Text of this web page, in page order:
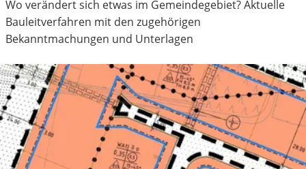
Wo verändert sich etwas im Gemeindegebiet? Aktuelle
Bauleitverfahren mit den zugehörigen
Bekanntmachungen und Unterlagen